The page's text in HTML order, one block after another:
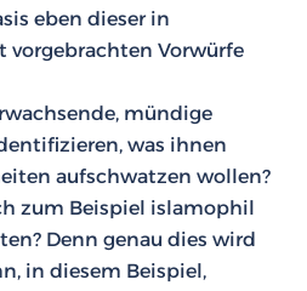
eben dieser in
Vorwürfe
mündige
was ihnen
aufschwatzen wollen?
zum Beispiel islamophil
Denn genau dies wird
in diesem Beispiel,